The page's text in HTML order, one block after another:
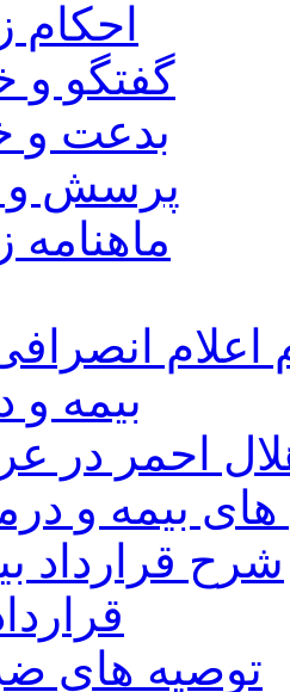
احکام
گفتگو و
بدعت و
پرسش و
ماهنامه
اعلام
بيمه و
احمر در
بیمه و
شرح قرارداد
توصيه هاي